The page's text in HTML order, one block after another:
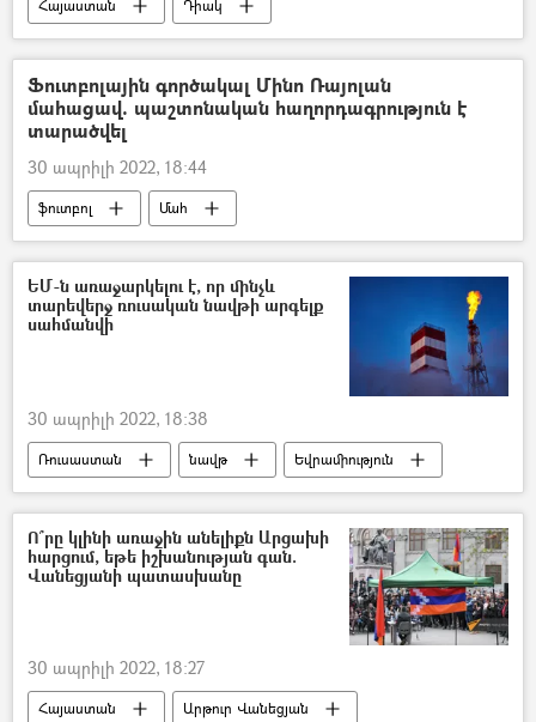
Հայաստան
Դիակ
ՀՀ արտակարգ իրավիճակների նախարարություն (ԱԻՆ)
փրկարար
Ֆուտբոլային գործակալ Մինո Ռայոլան
մահացավ. պաշտոնական հաղորդագրություն է
տարածվել
30 ապրիլի 2022, 18:44
ֆուտբոլ Մահ
ԵՄ-ն առաջարկելու է, որ մինչև
տարեվերջ ռուսական նավթի արգելք
սահմանվի
30 ապրիլի 2022, 18:38
Ռուսաստան նավթ Եվրամիություն
Ո՞րը կլինի առաջին անելիքն Արցախի
հարցում, եթե իշխանության գան.
Վանեցյանի պատասխանը
30 ապրիլի 2022, 18:27
Հայաստան
Արթուր Վանեցյան